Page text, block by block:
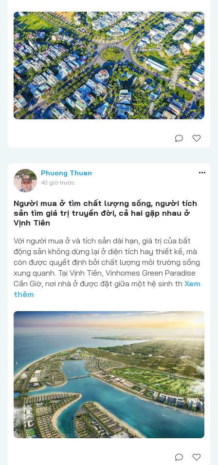
Phuong Thuan
43 giờ trước
Người mua ở tìm chất lượng sống, người tích
sản tìm giá trị truyền đời, cả hai gặp nhau ở
Vịnh Tiên
Với người mua ở và tích sản dài hạn, giá trị của bất
động sản không dừng lại ở diện tích hay thiết kế, mà
còn được quyết định bởi chất lượng môi trường sống
xung quanh. Tại Vịnh Tiên, Vinhomes Green Paradise
Cần Giờ, nơi nhà ở được đặt giữa một hệ sinh th Xem
thêm